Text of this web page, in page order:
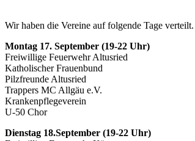
Wir haben die Vereine auf folgende Tage
Montag 17. September (19-22 Uhr)
Freiwillige Feuerwehr Altusried
Katholischer Frauenbund
Pilzfreunde Altusried
Trappers MC Allgäu e.V.
Krankenpflegeverein
U-50 Chor
Dienstag 18.September (19-22 Uhr)